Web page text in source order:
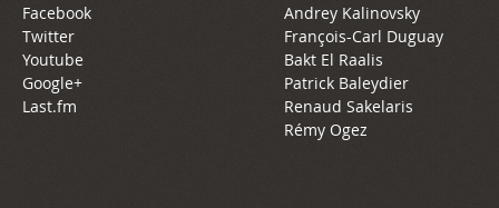
Facebook
Twitter
Youtube
Google+
Last.fm
Andrey Kalinovsky
François-Carl Duguay
Bakt El Raalis
Patrick Baleydier
Renaud Sakelaris
Rémy Ogez